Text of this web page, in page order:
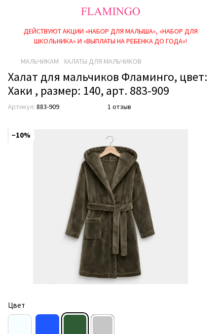
ДЕЙСТВУЮТ АКЦИИ «НАБОР ДЛЯ МАЛЫША», «НАБОР ДЛЯ
ШКОЛЬНИКА» И «ВЫПЛАТЫ НА РЕБEНКА ДО ГОДА»!
МАЛЬЧИКАМ ХАЛАТЫ ДЛЯ МАЛЬЧИКОВ
Халат для мальчиков Фламинго, цвет:
Хаки , размер: 140, арт. 883-909
Артикул: 883-909 1 отзыв
−10%
Цвет